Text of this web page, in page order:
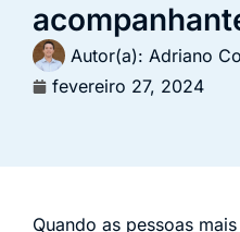
Autor(a): Adriano
fevereiro 27, 2024
Quando as pessoas